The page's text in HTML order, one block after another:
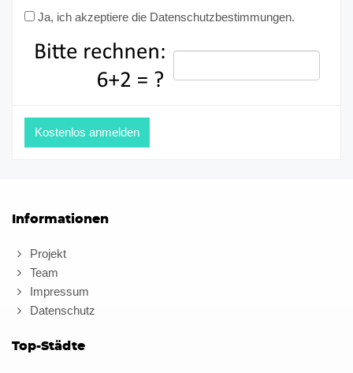
Ja, ich akzeptiere die Datenschutzbestimmungen.
Informationen
Projekt
Team
Impressum
Datenschutz
Top-Städte